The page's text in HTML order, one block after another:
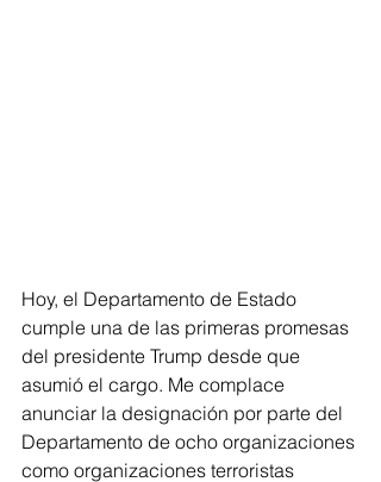
Hoy, el Departamento de Estado
cumple una de las primeras promesas
del presidente Trump desde que
asumió el cargo. Me complace
anunciar la designación por parte del
Departamento de ocho organizaciones
como organizaciones terroristas